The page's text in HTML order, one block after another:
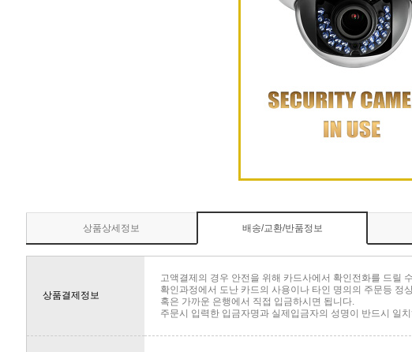
상품상세정보 배송/교환/반품정보
상품결제정보
고액결제의 경우 안전을 위해 카드사에서 확인전화를 드릴
확인과정에서 도난 카드의 사용이나 타인 명의의 주문등 정
혹은 가까운 은행에서 직접 입금하시면 됩니다.
주문시 입력한 입금자명과 실제입금자의 성명이 반드시 일